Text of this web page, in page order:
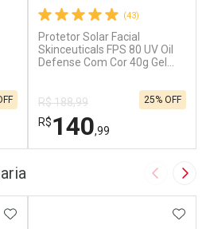
(43)
Protetor Solar Facial
Skinceuticals FPS 80 UV Oil
Defense Com Cor 40g Gel
R$ 188,99
R$140,99
25% OFF
Imagem
ADICIONAR AOS FAVORITOS